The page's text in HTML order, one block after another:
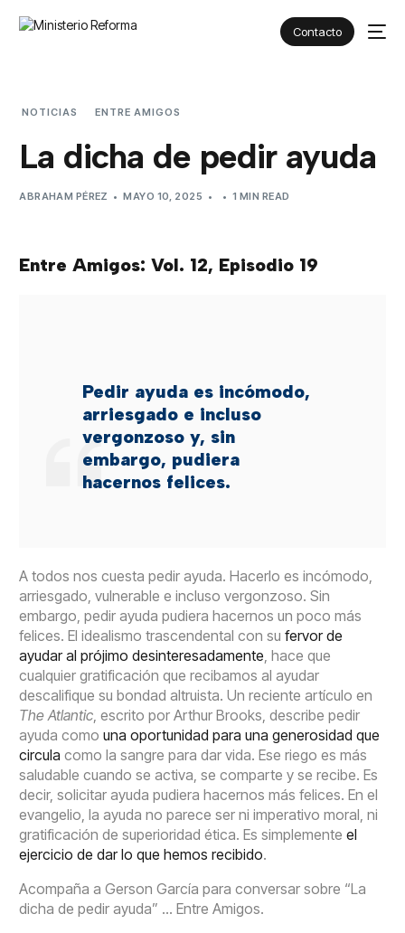
Contacto
NOTICIAS ENTRE AMIGOS
La dicha de pedir ayuda
ABRAHAM PÉREZ MAYO 10, 2025 1 MIN READ
Entre Amigos: Vol. 12, Episodio 19
Pedir ayuda es incómodo,
arriesgado e incluso
vergonzoso y, sin
embargo, pudiera
hacernos felices.
A todos nos cuesta pedir ayuda. Hacerlo es incómodo,
arriesgado, vulnerable e incluso vergonzoso. Sin
embargo, pedir ayuda pudiera hacernos un poco más
felices. El idealismo trascendental con sufervor de
ayudar al prójimo desinteresadamente, hace que
cualquier gratificación que recibamos al ayudar
descalifique su bondad altruista. Un reciente artículo en
The Atlantic, escrito por Arthur Brooks, describe pedir
ayuda comouna oportunidad para una generosidad que
circula como la sangre para dar vida. Ese riego es más
saludable cuando se activa, se comparte y se recibe. Es
decir, solicitar ayuda pudiera hacernos más felices. En el
evangelio, la ayuda no parece ser ni imperativo moral, ni
gratificación de superioridad ética. Es simplementeel
ejercicio de dar lo que hemos recibido.
Acompaña a Gerson García para conversar sobre “La
dicha de pedir ayuda” … Entre Amigos.